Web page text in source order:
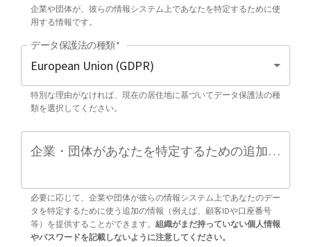
企業や団体が、彼らの情報システム上であなたを特定するために使
用する情報です。
データ保護法の種類*
特別な理由がなければ、現在の居住地に基づいてデータ保護法の種
類を選択してください。
企業・団体があなたを特定するための追加情報（任意）
必要に応じて、企業や団体が彼らの情報システム上であなたのデー
タを特定するために使う追加の情報（例えば、顧客IDや口座番号
等）を提供することができます。 組織がまだ持っていない個人情報
やパスワードを記載しないように注意してください。